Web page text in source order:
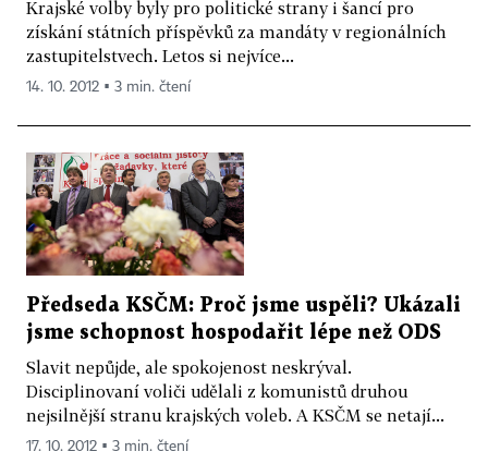
Krajské volby byly pro politické strany i šancí pro
získání státních příspěvků za mandáty v regionálních
zastupitelstvech. Letos si nejvíce...
14. 10. 2012 ▪ 3 min. čtení
Předseda KSČM: Proč jsme uspěli? Ukázali
jsme schopnost hospodařit lépe než ODS
Slavit nepůjde, ale spokojenost neskrýval.
Disciplinovaní voliči udělali z komunistů druhou
nejsilnější stranu krajských voleb. A KSČM se netají...
17. 10. 2012 ▪ 3 min. čtení